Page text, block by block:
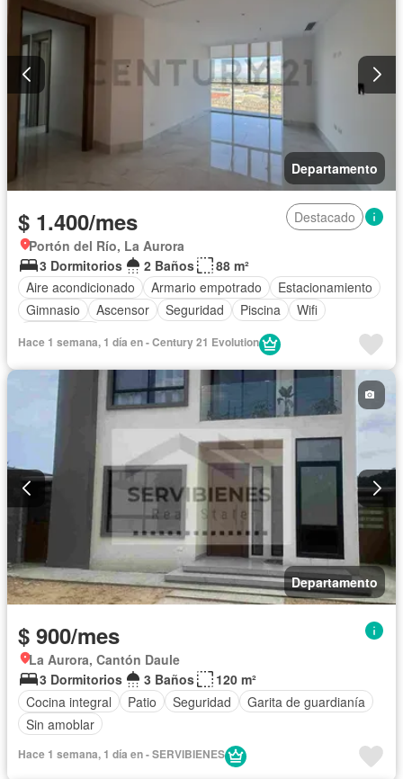
Departamento
$ 1.400/mes
Destacado
Portón del Río, La Aurora
3 Dormitorios
2 Baños
88 m²
Aire acondicionado
Armario empotrado
Estacionamiento
Gimnasio
Ascensor Seguridad Piscina
Wifi
Hace 1 semana, 1 día en - Century 21 Evolution
Departamento
$ 900/mes
La Aurora, Cantón Daule
3 Dormitorios
3 Baños
120 m²
Cocina integral
Patio Seguridad
Garita de guardianía
Sin amoblar
Hace 1 semana, 1 día en - SERVIBIENES